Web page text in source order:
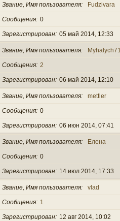
Звание, Имя пользователя Fudzivara
Сообщения 0
Зарегистрирован 05 май 2014, 12:33
Звание, Имя пользователя Myhalych71
Сообщения 2
Зарегистрирован 06 май 2014, 12:10
Звание, Имя пользователя mettler
Сообщения 0
Зарегистрирован 06 июн 2014, 07:41
Звание, Имя пользователя Елена
Сообщения 0
Зарегистрирован 14 июл 2014, 17:33
Звание, Имя пользователя vlad
Сообщения 1
Зарегистрирован 12 авг 2014, 10:02